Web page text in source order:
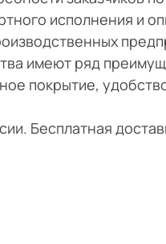
исполнения и
имеют ряд
покрытие,
Бесплатная